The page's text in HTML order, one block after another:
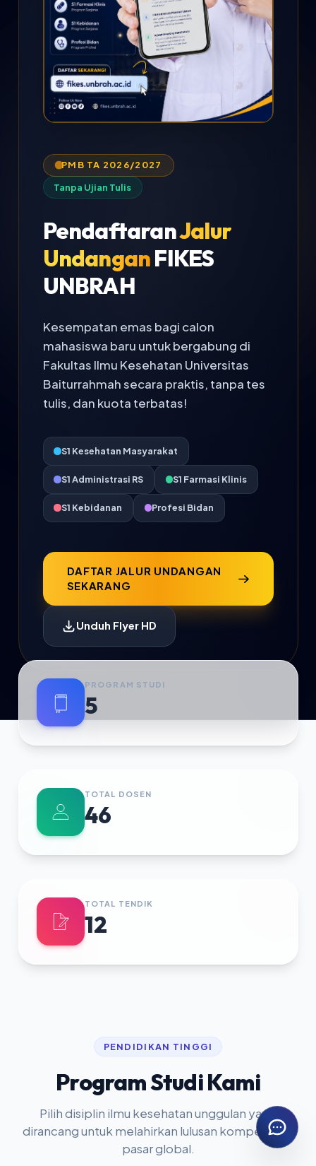
PMB TA 2026/2027
Tanpa Ujian Tulis
PendaftaranJalur
UndanganFIKES
UNBRAH
Kesempatan emas bagi calon
mahasiswa baru untuk bergabung di
Fakultas Ilmu Kesehatan Universitas
Baiturrahmah secara praktis, tanpa tes
tulis, dan kuota terbatas!
S1 Kesehatan Masyarakat
S1 Administrasi RS S1 Farmasi Klinis
S1 Kebidanan Profesi Bidan
DAFTAR JALUR UNDANGAN
SEKARANG
Unduh Flyer HD
PROGRAM STUDI
5
TOTAL DOSEN
46
TOTAL TENDIK
12
PENDIDIKAN TINGGI
Program Studi Kami
Pilih disiplin ilmu kesehatan unggulan yang
dirancang untuk melahirkan lulusan kompeten di
pasar global.